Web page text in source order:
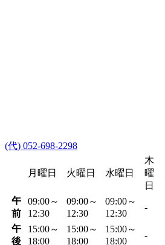
(代) 052-698-2298
月曜日 火曜日 水曜日
木
曜
日
午
前
09:00～
12:30
09:00～
12:30
09:00～
12:30
-
午
後
15:00～
18:00
15:00～
18:00
15:00～
18:00
-